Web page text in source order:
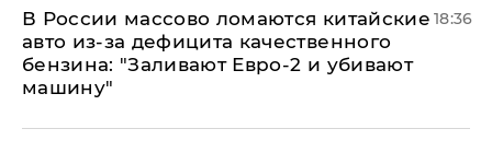
В России массово ломаются китайские
авто из-за дефицита качественного
бензина: "Заливают Евро-2 и убивают
машину"
18:36